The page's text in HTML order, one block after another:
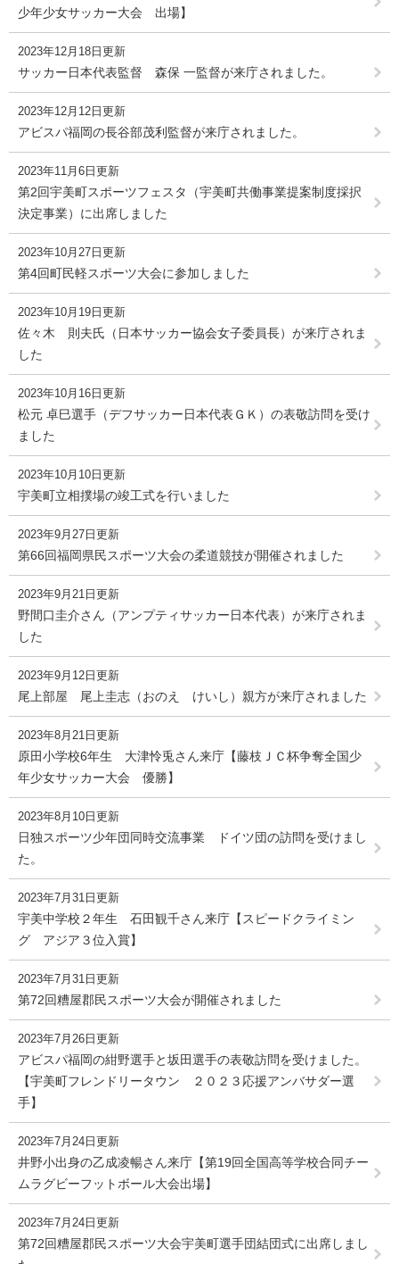
少年少女サッカー大会 出場】
2023年12月18日更新
サッカー日本代表監督 森保 一監督が来庁されました。
2023年12月12日更新
アビスパ福岡の長谷部茂利監督が来庁されました。
2023年11月6日更新
第2回宇美町スポーツフェスタ（宇美町共働事業提案制度採択
決定事業）に出席しました
2023年10月27日更新
第4回町民軽スポーツ大会に参加しました
2023年10月19日更新
佐々木 則夫氏（日本サッカー協会女子委員長）が来庁されま
した
2023年10月16日更新
松元 卓巳選手（デフサッカー日本代表ＧＫ）の表敬訪問を受け
ました
2023年10月10日更新
宇美町立相撲場の竣工式を行いました
2023年9月27日更新
第66回福岡県民スポーツ大会の柔道競技が開催されました
2023年9月21日更新
野間口圭介さん（アンプティサッカー日本代表）が来庁されま
した
2023年9月12日更新
尾上部屋 尾上圭志（おのえ けいし）親方が来庁されました
2023年8月21日更新
原田小学校6年生 大津怜兎さん来庁【藤枝ＪＣ杯争奪全国少
年少女サッカー大会 優勝】
2023年8月10日更新
日独スポーツ少年団同時交流事業 ドイツ団の訪問を受けまし
た。
2023年7月31日更新
宇美中学校２年生 石田観千さん来庁【スピードクライミン
グ アジア３位入賞】
2023年7月31日更新
第72回糟屋郡民スポーツ大会が開催されました
2023年7月26日更新
アビスパ福岡の紺野選手と坂田選手の表敬訪問を受けました。
【宇美町フレンドリータウン ２０２３応援アンバサダー選
手】
2023年7月24日更新
井野小出身の乙成凌暢さん来庁【第19回全国高等学校合同チー
ムラグビーフットボール大会出場】
2023年7月24日更新
第72回糟屋郡民スポーツ大会宇美町選手団結団式に出席しまし